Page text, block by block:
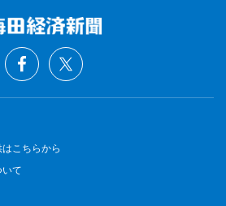
こちらから
て